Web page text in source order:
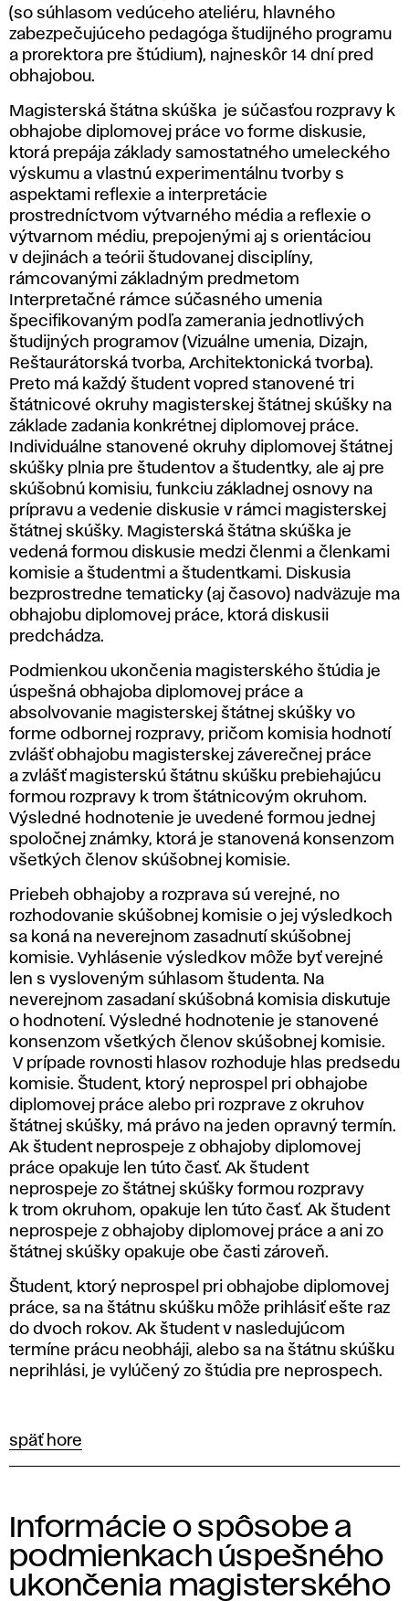
(so súhlasom vedúceho ateliéru, hlavného
zabezpečujúceho pedagóga študijného programu
a prorektora pre štúdium), najneskôr 14 dní pred
obhajobou.
Magisterská štátna skúška je súčasťou rozpravy k
obhajobe diplomovej práce vo forme diskusie,
ktorá prepája základy samostatného umeleckého
výskumu a vlastnú experimentálnu tvorby s
aspektami reflexie a interpretácie
prostredníctvom výtvarného média a reflexie o
výtvarnom médiu, prepojenými aj s orientáciou
v dejinách a teórii študovanej disciplíny,
rámcovanými základným predmetom
Interpretačné rámce súčasného umenia
špecifikovaným podľa zamerania jednotlivých
študijných programov (Vizuálne umenia, Dizajn,
Reštaurátorská tvorba, Architektonická tvorba).
Preto má každý študent vopred stanovené tri
štátnicové okruhy magisterskej štátnej skúšky na
základe zadania konkrétnej diplomovej práce.
Individuálne stanovené okruhy diplomovej štátnej
skúšky plnia pre študentov a študentky, ale aj pre
skúšobnú komisiu, funkciu základnej osnovy na
prípravu a vedenie diskusie v rámci magisterskej
štátnej skúšky. Magisterská štátna skúška je
vedená formou diskusie medzi členmi a členkami
komisie a študentmi a študentkami. Diskusia
bezprostredne tematicky (aj časovo) nadväzuje ma
obhajobu diplomovej práce, ktorá diskusii
predchádza.
Podmienkou ukončenia magisterského štúdia je
úspešná obhajoba diplomovej práce a
absolvovanie magisterskej štátnej skúšky vo
forme odbornej rozpravy, pričom komisia hodnotí
zvlášť obhajobu magisterskej záverečnej práce
a zvlášť magisterskú štátnu skúšku prebiehajúcu
formou rozpravy k trom štátnicovým okruhom.
Výsledné hodnotenie je uvedené formou jednej
spoločnej známky, ktorá je stanovená konsenzom
všetkých členov skúšobnej komisie.
Priebeh obhajoby a rozprava sú verejné, no
rozhodovanie skúšobnej komisie o jej výsledkoch
sa koná na neverejnom zasadnutí skúšobnej
komisie. Vyhlásenie výsledkov môže byť verejné
len s vysloveným súhlasom študenta. Na
neverejnom zasadaní skúšobná komisia diskutuje
o hodnotení. Výsledné hodnotenie je stanovené
konsenzom všetkých členov skúšobnej komisie.
V prípade rovnosti hlasov rozhoduje hlas predsedu
komisie. Študent, ktorý neprospel pri obhajobe
diplomovej práce alebo pri rozprave z okruhov
štátnej skúšky, má právo na jeden opravný termín.
Ak študent neprospeje z obhajoby diplomovej
práce opakuje len túto časť. Ak študent
neprospeje zo štátnej skúšky formou rozpravy
k trom okruhom, opakuje len túto časť. Ak študent
neprospeje z obhajoby diplomovej práce a ani zo
štátnej skúšky opakuje obe časti zároveň.
Študent, ktorý neprospel pri obhajobe diplomovej
práce, sa na štátnu skúšku môže prihlásiť ešte raz
do dvoch rokov. Ak študent v nasledujúcom
termíne prácu neobháji, alebo sa na štátnu skúšku
neprihlási, je vylúčený zo štúdia pre neprospech.
späť hore
Informácie o spôsobe a
podmienkach úspešného
ukončenia magisterského